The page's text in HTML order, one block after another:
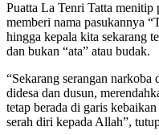
Puatta La Tenri Tatta menitip
memberi nama pasukannya
hingga kepala kita sekarang
dan bukan “ata” atau budak.
“Sekarang serangan
didesa dan dusun,
tetap berada di garis
serah diri kepada Allah”,